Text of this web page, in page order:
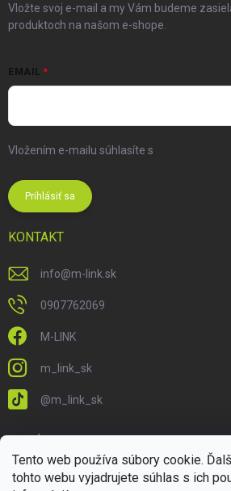
Tento web používa súbory cookie.
tohto webu vyjadrujete súhlas s ich
Vložte svoj e-mail a my Vám budeme
produktoch na našom e-shope.
EMAIL
Vložením e-mailu súhlasíte s
Prihlásiť sa
KONTAKT
info@m-link.sk
0907762069
M-LINK
m_link_sk
@m_link_sk